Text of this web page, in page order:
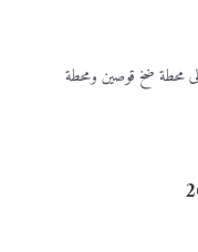
محطة ضخ قوصين ومحطة